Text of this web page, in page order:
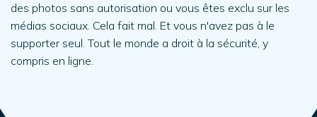
des photos sans autorisation ou vous êtes exclu sur les
médias sociaux. Cela fait mal. Et vous n'avez pas à le
supporter seul. Tout le monde a droit à la sécurité, y
compris en ligne.